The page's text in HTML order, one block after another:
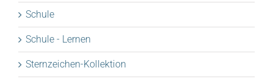
Schule
Schule - Lernen
Sternzeichen-Kollektion